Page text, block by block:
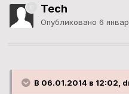
Tech
Опубликовано 6
В 06.01.2014 в 12:02,